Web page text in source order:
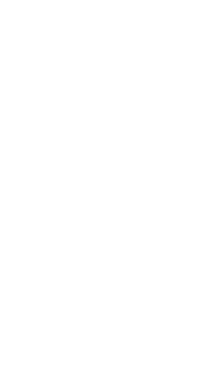
Berücksichtigung von
oder Bedingungen
hinweg;
und
eine wesentliche
die für Sie
oder
bzw. abändern,